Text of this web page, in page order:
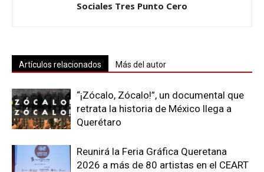
Sociales Tres Punto Cero
Artículos relacionados Más del autor
“¡Zócalo, Zócalo!”, un documental que
retrata la historia de México llega a
Querétaro
Reunirá la Feria Gráfica Queretana
2026 a más de 80 artistas en el CEART